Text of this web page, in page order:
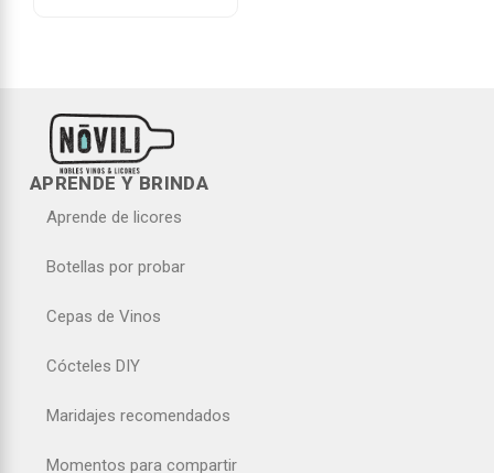
APRENDE Y BRINDA
Aprende de licores
Botellas por probar
Cepas de Vinos
Cócteles DIY
Maridajes recomendados
Momentos para compartir